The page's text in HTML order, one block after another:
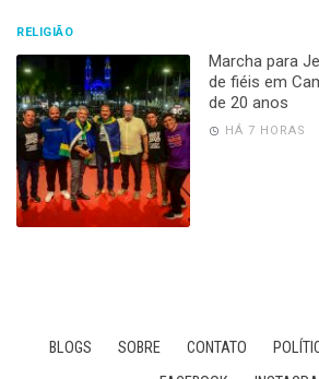
RELIGIÃO
Marcha para
de fiéis em
de 20 anos
HÁ 7 HORAS
BLOGS SOBRE CONTATO